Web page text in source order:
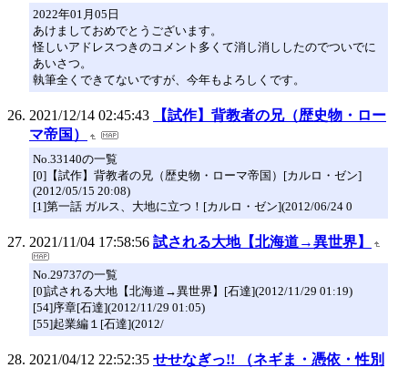
2022年01月05日
あけましておめでとうございます。
怪しいアドレスつきのコメント多くて消し消ししたのでついでに
あいさつ。
執筆全くできてないですが、今年もよろしくです。
2021/12/14 02:45:43
【試作】背教者の兄（歴史物・ロー
マ帝国）
No.33140の一覧
[0]【試作】背教者の兄（歴史物・ローマ帝国）[カルロ・ゼン]
(2012/05/15 20:08)
[1]第一話 ガルス、大地に立つ！[カルロ・ゼン](2012/06/24 0
2021/11/04 17:58:56 試される大地【北海道→異世界】
No.29737の一覧
[0]試される大地【北海道→異世界】[石達](2012/11/29 01:19)
[54]序章[石達](2012/11/29 01:05)
[55]起業編１[石達](2012/
2021/04/12 22:52:35 せせなぎっ!! （ネギま・憑依・性別